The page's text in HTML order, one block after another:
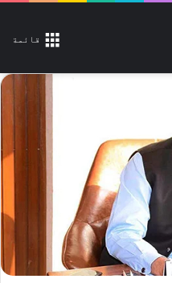
قائمة